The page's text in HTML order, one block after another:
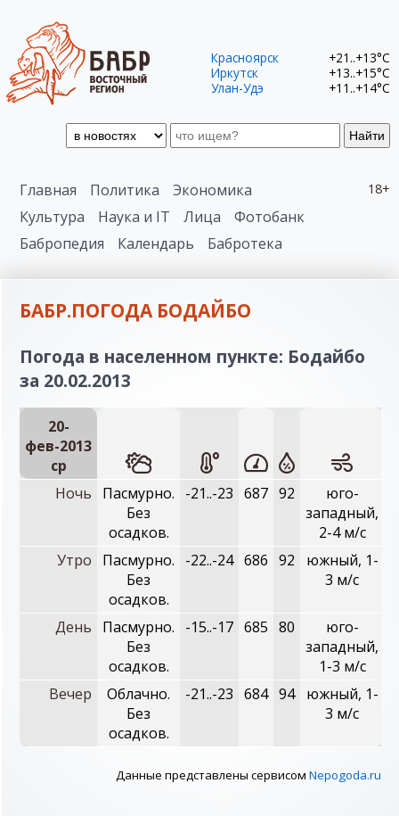
Найти
Красноярск
+21..+13°C
Иркутск
+13..+15°C
Улан-Удэ
+11..+14°C
18+
Главная Политика
Экономика
Культура
Наука и IT Лица
Фотобанк
Бабропедия
Календарь Бабротека
БАБР.ПОГОДА БОДАЙБО
Погода в населенном пункте: Бодайбо
за 20.02.2013
20-
фев-2013
ср
Ночь
Пасмурно.
Без
осадков.
-21..-23 687 92
юго-
западный,
2-4 м/с
Утро
Пасмурно.
Без
осадков.
-22..-24 686 92
южный, 1-
3 м/с
День
Пасмурно.
Без
осадков.
-15..-17 685 80
юго-
западный,
1-3 м/с
Вечер
Облачно.
Без
осадков.
-21..-23 684 94
южный, 1-
3 м/с
Данные представлены сервисом Nepogoda.ru